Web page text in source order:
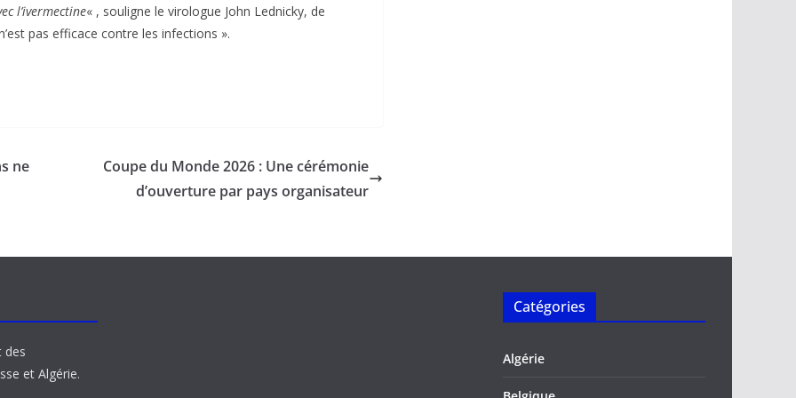
l’ivermectine« , souligne le virologue John Lednicky, de
pas efficace contre les infections ».
ne
Coupe du Monde 2026 : Une cérémonie
d’ouverture par pays organisateur
des
et Algérie.
Catégories
Algérie